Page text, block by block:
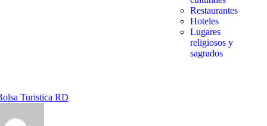
Restaurantes
Hoteles
Lugares
religiosos y
sagrados